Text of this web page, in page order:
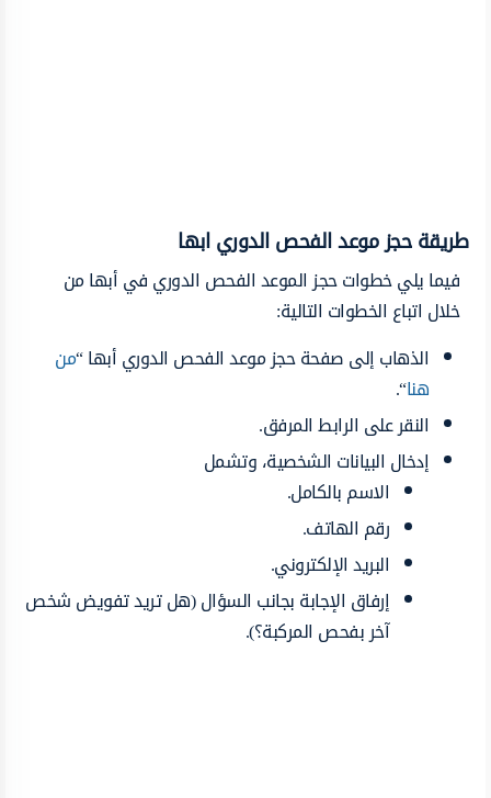
طريقة حجز موعد الفحص الدوري ابها
فيما يلي خطوات حجز الموعد الفحص الدوري في أبها من
خلال اتباع الخطوات التالية:
الذهاب إلى صفحة حجز موعد الفحص الدوري أبها “من
هنا“.
النقر على الرابط المرفق.
إدخال البيانات الشخصية، وتشمل
الاسم بالكامل.
رقم الهاتف.
البريد الإلكتروني.
إرفاق الإجابة بجانب السؤال (هل تريد تفويض شخص
آخر بفحص المركبة؟).